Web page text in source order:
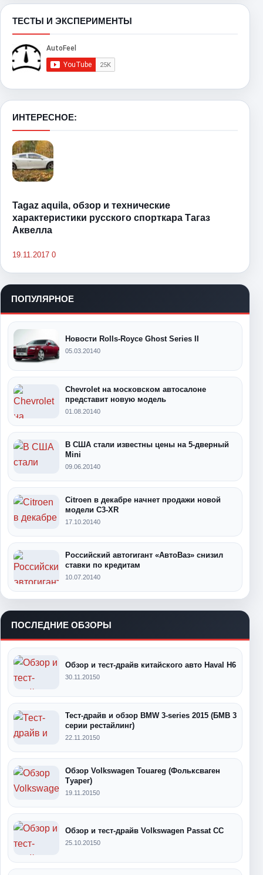
ТЕСТЫ И ЭКСПЕРИМЕНТЫ
ИНТЕРЕСНОЕ:
Tagaz aquila, обзор и технические
характеристики русского спорткара Тагаз
Аквелла
19.11.2017 0
ПОПУЛЯРНОЕ
Новости Rolls-Royce Ghost Series II
05.03.20140
Chevrolet на московском автосалоне
представит новую модель
01.08.20140
В США стали известны цены на 5-дверный
Mini
09.06.20140
Citroen в декабре начнет продажи новой
модели C3-XR
17.10.20140
Российский автогигант «АвтоВаз» снизил
ставки по кредитам
10.07.20140
ПОСЛЕДНИЕ ОБЗОРЫ
Обзор и тест-драйв китайского авто Haval H6
30.11.20150
Тест-драйв и обзор BMW 3-series 2015 (БМВ 3
серии рестайлинг)
22.11.20150
Обзор Volkswagen Touareg (Фольксваген
Туарег)
19.11.20150
Обзор и тест-драйв Volkswagen Passat CC
25.10.20150